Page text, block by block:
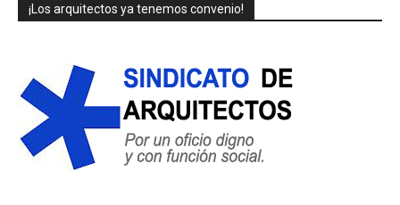
¡Los arquitectos ya tenemos convenio!